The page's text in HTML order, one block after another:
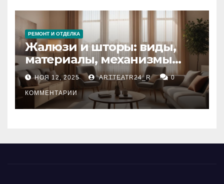
РЕМОНТ И ОТДЕЛКА
Жалюзи и шторы: виды,
материалы, механизмы
управления и уход
НОЯ 12, 2025 ARTTEATR24_R 0
КОММЕНТАРИИ